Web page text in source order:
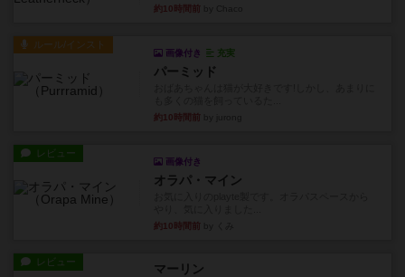
約10時間前
ルール/インスト
画像付き 充実
パーミッド
約10時間前
レビュー
画像付き
オラパ・マイン
約10時間前
レビュー マーリン